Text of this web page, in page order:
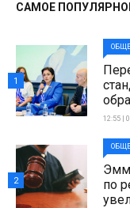
САМОЕ
12:55 |
1
по
2